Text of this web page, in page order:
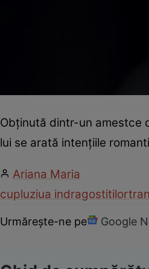
Obţinută dintr-un amestce
lui se arată intenţiile
Ariana Maria
cupluziua indragostitilor
Urmărește-ne pe Google